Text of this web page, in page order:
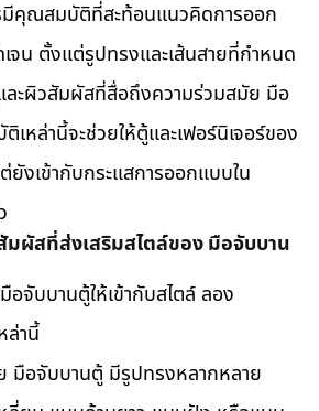
มีคุณสมบัติที่สะท้อนแนวคิดการออก
จน ตั้งแต่รูปทรงและเส้นสายที่กำหนด
ะผิวสัมผัสที่สื่อถึงความร่วมสมัย มือ
หล่านี้จะช่วยให้ตู้และเฟอร์นิเจอร์ของ
งเข้ากับกระแสการออกแบบใน
มผัสที่ส่งเสริมสไตล์ของ มือจับบาน
มือจับบานตู้ให้เข้ากับสไตล์ ลอง
ล่านี้
มือจับบานตู้ มีรูปทรงหลากหลาย